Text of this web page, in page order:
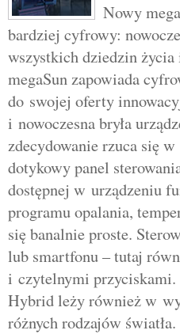
Nowy
bardziej cyfrowy:
wszystkich dziedzin życia
megaSun zapowiada
do swojej oferty
i nowoczesna bryła
zdecydowanie rzuca się
dotykowy panel
dostępnej w urządzeniu
programu opalania,
się banalnie proste.
lub smartfonu – tutaj
i czytelnymi przyciskami.
Hybrid leży również w
różnych rodzajów światła.